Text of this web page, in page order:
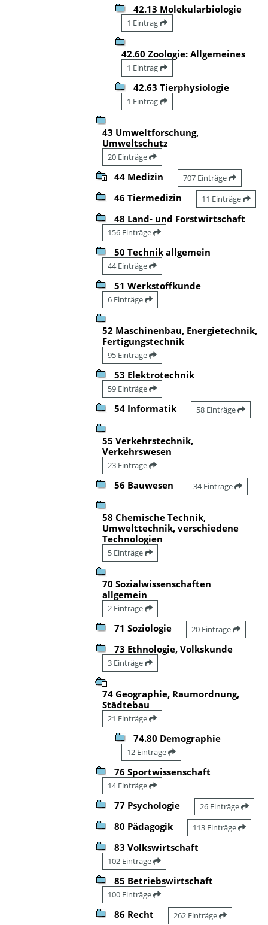
42.13 Molekularbiologie
1 Eintrag
42.60 Zoologie: Allgemeines
1 Eintrag
42.63 Tierphysiologie
1 Eintrag
43 Umweltforschung,
Umweltschutz
20 Einträge
44 Medizin 707 Einträge
46 Tiermedizin 11 Einträge
48 Land- und Forstwirtschaft
156 Einträge
50 Technik allgemein
44 Einträge
51 Werkstoffkunde
6 Einträge
52 Maschinenbau, Energietechnik,
Fertigungstechnik
95 Einträge
53 Elektrotechnik
59 Einträge
54 Informatik 58 Einträge
55 Verkehrstechnik,
Verkehrswesen
23 Einträge
56 Bauwesen 34 Einträge
58 Chemische Technik,
Umwelttechnik, verschiedene
Technologien
5 Einträge
70 Sozialwissenschaften
allgemein
2 Einträge
71 Soziologie 20 Einträge
73 Ethnologie, Volkskunde
3 Einträge
74 Geographie, Raumordnung,
Städtebau
21 Einträge
74.80 Demographie
12 Einträge
76 Sportwissenschaft
14 Einträge
77 Psychologie 26 Einträge
80 Pädagogik 113 Einträge
83 Volkswirtschaft
102 Einträge
85 Betriebswirtschaft
100 Einträge
86 Recht 262 Einträge